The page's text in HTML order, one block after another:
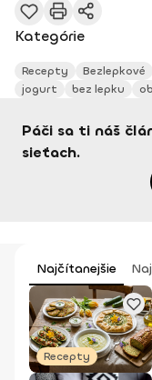
Kategórie
Recepty Bezlepkové
jogurt
bez lepku
Páči sa ti náš
sieťach.
Najčítanejšie
Recepty